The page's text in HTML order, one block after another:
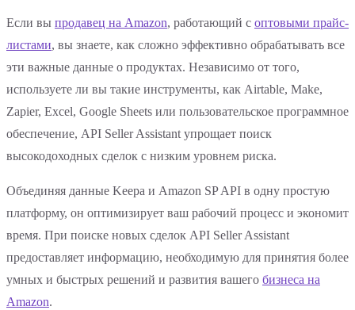
Если вы продавец на Amazon, работающий с оптовыми прайс-
листами, вы знаете, как сложно эффективно обрабатывать все
эти важные данные о продуктах. Независимо от того,
используете ли вы такие инструменты, как Airtable, Make,
Zapier, Excel, Google Sheets или пользовательское программное
обеспечение, API Seller Assistant упрощает поиск
высокодоходных сделок с низким уровнем риска.
Объединяя данные Keepa и Amazon SP API в одну простую
платформу, он оптимизирует ваш рабочий процесс и экономит
время. При поиске новых сделок API Seller Assistant
предоставляет информацию, необходимую для принятия более
умных и быстрых решений и развития вашего бизнеса на
Amazon.